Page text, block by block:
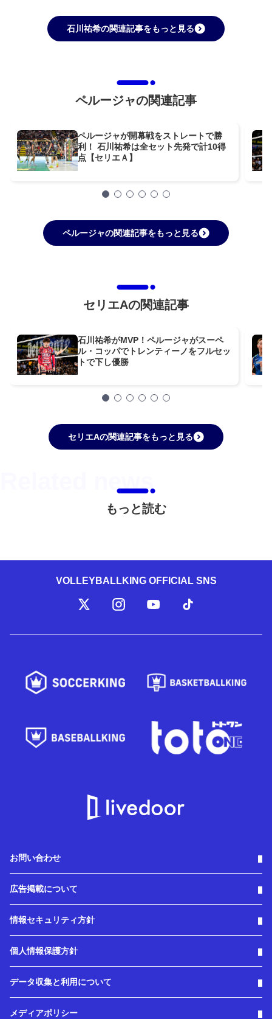
石川祐希の関連記事をもっと見る
ペルージャの関連記事
ペルージャが開幕戦をストレートで勝
利！ 石川祐希は全セット先発で計10得
点【セリエＡ】
ペルージャの関連記事をもっと見る
セリエAの関連記事
石川祐希がMVP！ペルージャがスーペ
ル・コッパでトレンティーノをフルセッ
トで下し優勝
セリエAの関連記事をもっと見る
もっと読む
VOLLEYBALLKING OFFICIAL SNS
お問い合わせ
広告掲載について
情報セキュリティ方針
個人情報保護方針
データ収集と利用について
メディアポリシー